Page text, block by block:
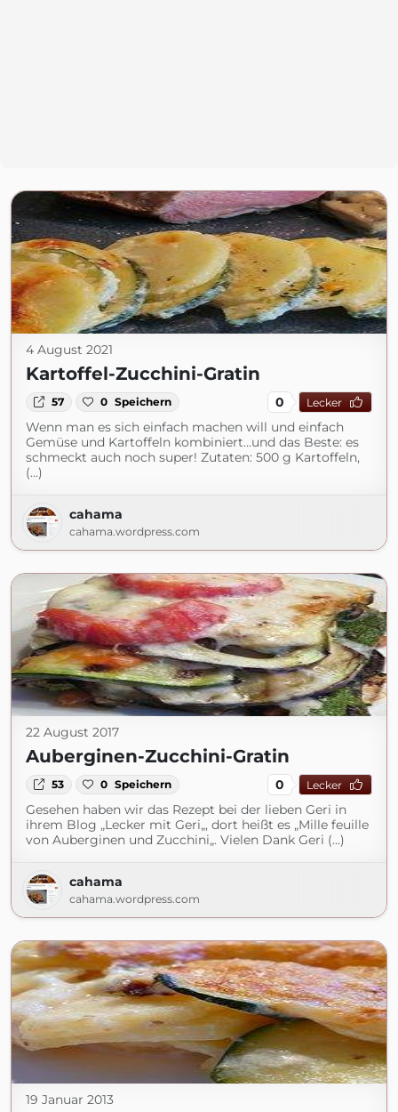
4 August 2021
Kartoffel-Zucchini-Gratin
57 0 Speichern 0 Lecker
Wenn man es sich einfach machen will und einfach
Gemüse und Kartoffeln kombiniert…und das Beste: es
schmeckt auch noch super! Zutaten: 500 g Kartoffeln,
(...)
cahama
cahama.wordpress.com
22 August 2017
Auberginen-Zucchini-Gratin
53 0 Speichern 0 Lecker
Gesehen haben wir das Rezept bei der lieben Geri in
ihrem Blog „Lecker mit Geri„, dort heißt es „Mille feuille
von Auberginen und Zucchini„. Vielen Dank Geri (...)
cahama
cahama.wordpress.com
19 Januar 2013